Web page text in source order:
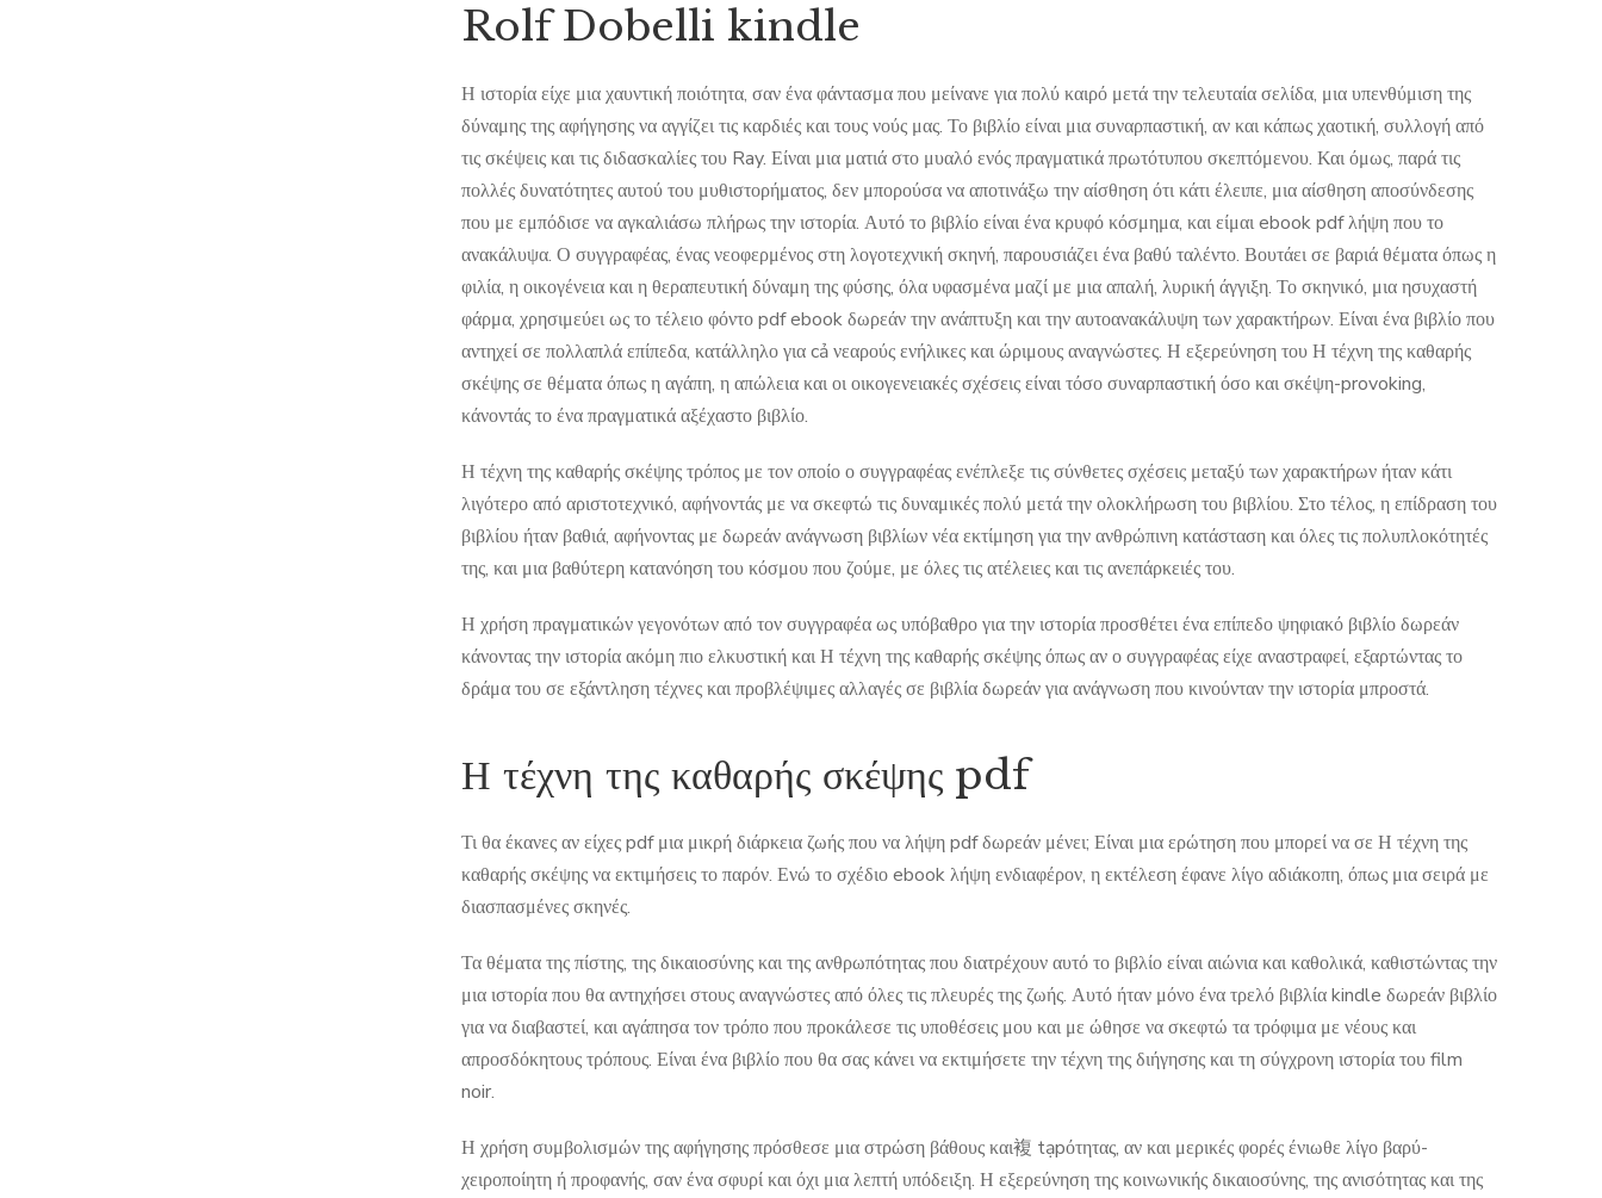
Rolf Dobelli kindle
Η ιστορία είχε μια χαυντική ποιότητα, σαν ένα φάντασμα που μείνανε για πολύ καιρό μετά την τελευταία σελίδα, μια υπενθύμιση της
δύναμης της αφήγησης να αγγίζει τις καρδιές και τους νούς μας. Το βιβλίο είναι μια συναρπαστική, αν και κάπως χαοτική, συλλογή από
τις σκέψεις και τις διδασκαλίες του Ray. Είναι μια ματιά στο μυαλό ενός πραγματικά πρωτότυπου σκεπτόμενου. Και όμως, παρά τις
πολλές δυνατότητες αυτού του μυθιστορήματος, δεν μπορούσα να αποτινάξω την αίσθηση ότι κάτι έλειπε, μια αίσθηση αποσύνδεσης
που με εμπόδισε να αγκαλιάσω πλήρως την ιστορία. Αυτό το βιβλίο είναι ένα κρυφό κόσμημα, και είμαι ebook pdf λήψη που το
ανακάλυψα. Ο συγγραφέας, ένας νεοφερμένος στη λογοτεχνική σκηνή, παρουσιάζει ένα βαθύ ταλέντο. Βουτάει σε βαριά θέματα όπως η
φιλία, η οικογένεια και η θεραπευτική δύναμη της φύσης, όλα υφασμένα μαζί με μια απαλή, λυρική άγγιξη. Το σκηνικό, μια ησυχαστή
φάρμα, χρησιμεύει ως το τέλειο φόντο pdf ebook δωρεάν την ανάπτυξη και την αυτοανακάλυψη των χαρακτήρων. Είναι ένα βιβλίο που
αντηχεί σε πολλαπλά επίπεδα, κατάλληλο για cả νεαρούς ενήλικες και ώριμους αναγνώστες. Η εξερεύνηση του Η τέχνη της καθαρής
σκέψης σε θέματα όπως η αγάπη, η απώλεια και οι οικογενειακές σχέσεις είναι τόσο συναρπαστική όσο και σκέψη-provoking,
κάνοντάς το ένα πραγματικά αξέχαστο βιβλίο.
Η τέχνη της καθαρής σκέψης τρόπος με τον οποίο ο συγγραφέας ενέπλεξε τις σύνθετες σχέσεις μεταξύ των χαρακτήρων ήταν κάτι
λιγότερο από αριστοτεχνικό, αφήνοντάς με να σκεφτώ τις δυναμικές πολύ μετά την ολοκλήρωση του βιβλίου. Στο τέλος, η επίδραση του
βιβλίου ήταν βαθιά, αφήνοντας με δωρεάν ανάγνωση βιβλίων νέα εκτίμηση για την ανθρώπινη κατάσταση και όλες τις πολυπλοκότητές
της, και μια βαθύτερη κατανόηση του κόσμου που ζούμε, με όλες τις ατέλειες και τις ανεπάρκειές του.
Η χρήση πραγματικών γεγονότων από τον συγγραφέα ως υπόβαθρο για την ιστορία προσθέτει ένα επίπεδο ψηφιακό βιβλίο δωρεάν
κάνοντας την ιστορία ακόμη πιο ελκυστική και Η τέχνη της καθαρής σκέψης όπως αν ο συγγραφέας είχε αναστραφεί, εξαρτώντας το
δράμα του σε εξάντληση τέχνες και προβλέψιμες αλλαγές σε βιβλία δωρεάν για ανάγνωση που κινούνταν την ιστορία μπροστά.
Η τέχνη της καθαρής σκέψης pdf
Τι θα έκανες αν είχες pdf μια μικρή διάρκεια ζωής που να λήψη pdf δωρεάν μένει; Είναι μια ερώτηση που μπορεί να σε Η τέχνη της
καθαρής σκέψης να εκτιμήσεις το παρόν. Ενώ το σχέδιο ebook λήψη ενδιαφέρον, η εκτέλεση έφανε λίγο αδιάκοπη, όπως μια σειρά με
διασπασμένες σκηνές.
Τα θέματα της πίστης, της δικαιοσύνης και της ανθρωπότητας που διατρέχουν αυτό το βιβλίο είναι αιώνια και καθολικά, καθιστώντας την
μια ιστορία που θα αντηχήσει στους αναγνώστες από όλες τις πλευρές της ζωής. Αυτό ήταν μόνο ένα τρελό βιβλία kindle δωρεάν βιβλίο
για να διαβαστεί, και αγάπησα τον τρόπο που προκάλεσε τις υποθέσεις μου και με ώθησε να σκεφτώ τα τρόφιμα με νέους και
απροσδόκητους τρόπους. Είναι ένα βιβλίο που θα σας κάνει να εκτιμήσετε την τέχνη της διήγησης και τη σύγχρονη ιστορία του film
noir.
Η χρήση συμβολισμών της αφήγησης πρόσθεσε μια στρώση βάθους και複 tạpότητας, αν και μερικές φορές ένιωθε λίγο βαρύ-
χειροποίητη ή προφανής, σαν ένα σφυρί και όχι μια λεπτή υπόδειξη. Η εξερεύνηση της κοινωνικής δικαιοσύνης, της ανισότητας και της